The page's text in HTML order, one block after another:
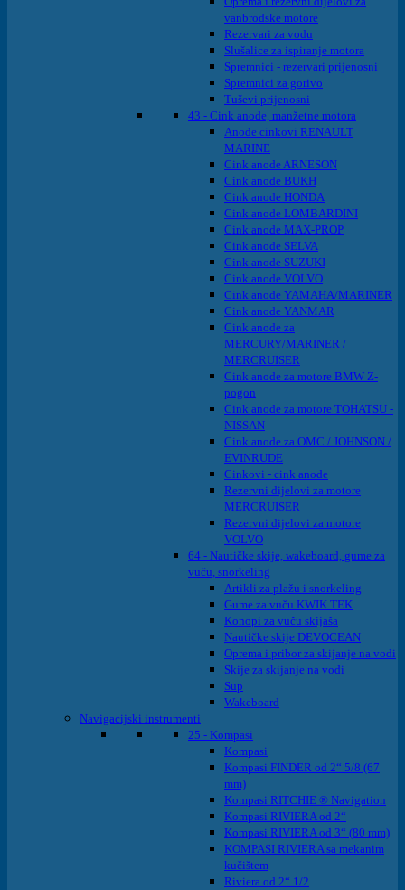
vanbrodske motore
Rezervari za vodu
Slušalice za ispiranje motora
Spremnici - rezervari prijenosni
Spremnici za gorivo
Tuševi prijenosni
43 - Cink anode, manžetne motora
Anode cinkovi RENAULT
MARINE
Cink anode ARNESON
Cink anode BUKH
Cink anode HONDA
Cink anode LOMBARDINI
Cink anode MAX-PROP
Cink anode SELVA
Cink anode SUZUKI
Cink anode VOLVO
Cink anode YAMAHA/MARINER
Cink anode YANMAR
Cink anode za
MERCURY/MARINER /
MERCRUISER
Cink anode za motore BMW Z-
pogon
Cink anode za motore TOHATSU -
NISSAN
Cink anode za OMC / JOHNSON /
EVINRUDE
Cinkovi - cink anode
Rezervni dijelovi za motore
MERCRUISER
Rezervni dijelovi za motore
VOLVO
64 - Nautičke skije, wakeboard, gume za
vuču, snorkeling
Artikli za plažu i snorkeling
Gume za vuču KWIK TEK
Konopi za vuču skijaša
Nautičke skije DEVOCEAN
Oprema i pribor za skijanje na vodi
Skije za skijanje na vodi
Sup
Wakeboard
Navigacijski instrumenti
25 - Kompasi
Kompasi
Kompasi FINDER od 2“ 5/8 (67
mm)
Kompasi RITCHIE ® Navigation
Kompasi RIVIERA od 2“
Kompasi RIVIERA od 3“ (80 mm)
KOMPASI RIVIERA sa mekanim
kučištem
Riviera od 2“ 1/2